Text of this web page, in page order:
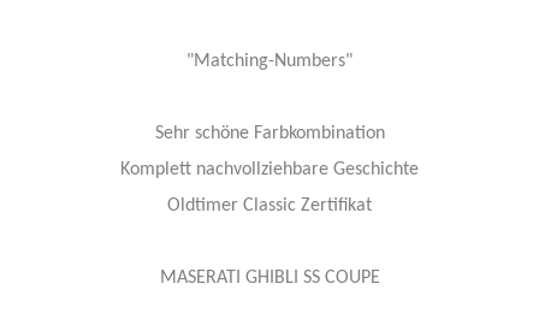
"Matching-Numbers"
Sehr schöne Farbkombination
Komplett nachvollziehbare Geschichte
Oldtimer Classic Zertifikat
MASERATI GHIBLI SS COUPE